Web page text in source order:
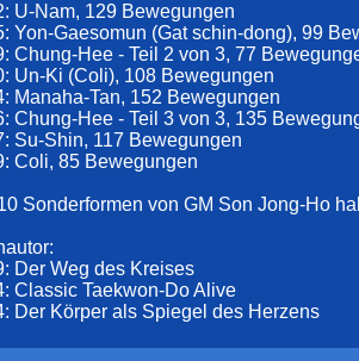
U-Nam, 129 Bewegungen
Yon-Gaesomun (Gat schin-dong), 99
Chung-Hee - Teil 2 von 3, 77
Un-Ki (Coli), 108 Bewegungen
Manaha-Tan, 152 Bewegungen
Chung-Hee - Teil 3 von 3, 135
Su-Shin, 117 Bewegungen
Coli, 85 Bewegungen
Sonderformen von GM Son Jong-Ho
Der Weg des Kreises
Classic Taekwon-Do Alive
Der Körper als Spiegel des Herzens